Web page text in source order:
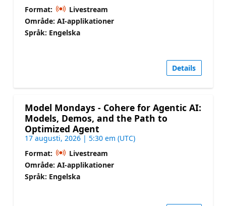
Format:
Livestream
Område: AI-applikationer
Språk: Engelska
Details
Model Mondays - Cohere for Agentic AI:
Models, Demos, and the Path to
Optimized Agent
17 augusti, 2026 | 5:30 em (UTC)
Format:
Livestream
Område: AI-applikationer
Språk: Engelska